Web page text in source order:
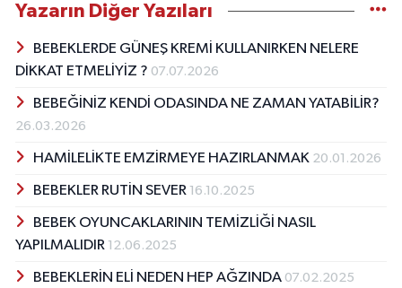
Yazarın Diğer Yazıları
BEBEKLERDE GÜNEŞ KREMİ KULLANIRKEN NELERE
DİKKAT ETMELİYİZ ? 07.07.2026
BEBEĞİNİZ KENDİ ODASINDA NE ZAMAN YATABİLİR?
26.03.2026
HAMİLELİKTE EMZİRMEYE HAZIRLANMAK 20.01.2026
BEBEKLER RUTİN SEVER 16.10.2025
BEBEK OYUNCAKLARININ TEMİZLİĞİ NASIL
YAPILMALIDIR 12.06.2025
BEBEKLERİN ELİ NEDEN HEP AĞZINDA 07.02.2025